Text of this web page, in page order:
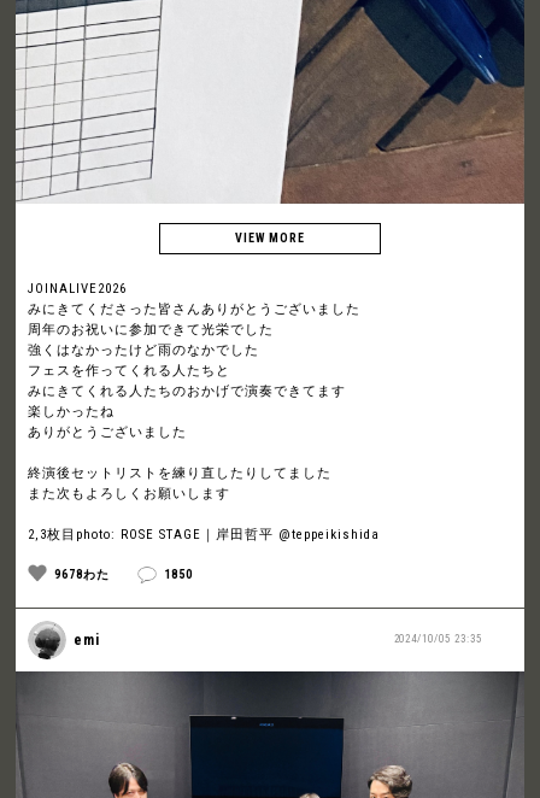
JOINALIVE2026
みにきてくださった皆さんありがとうございました
周年のお祝いに参加できて光栄でした
強くはなかったけど雨のなかでした
フェスを作ってくれる人たちと
みにきてくれる人たちのおかげで演奏できてます
楽しかったね
ありがとうございました
終演後セットリストを練り直したりしてました
また次もよろしくお願いします
2,3枚目photo: ROSE STAGE｜岸田哲平 @teppeikishida
9678わた 1850
2024/10/05 23:35
emi